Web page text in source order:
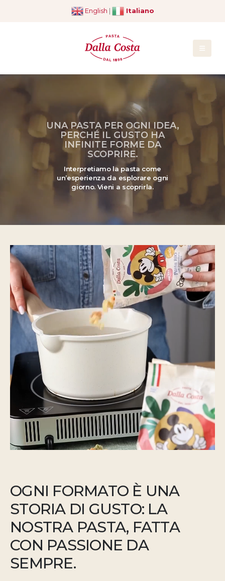
English | Italiano
UNA PASTA PER OGNI IDEA,
PERCHÉ IL GUSTO HA
INFINITE FORME DA
SCOPRIRE.
Interpretiamo la pasta come
un’esperienza da esplorare ogni
giorno. Vieni a scoprirla.
OGNI FORMATO È UNA
STORIA DI GUSTO: LA
NOSTRA PASTA, FATTA
CON PASSIONE DA
SEMPRE.